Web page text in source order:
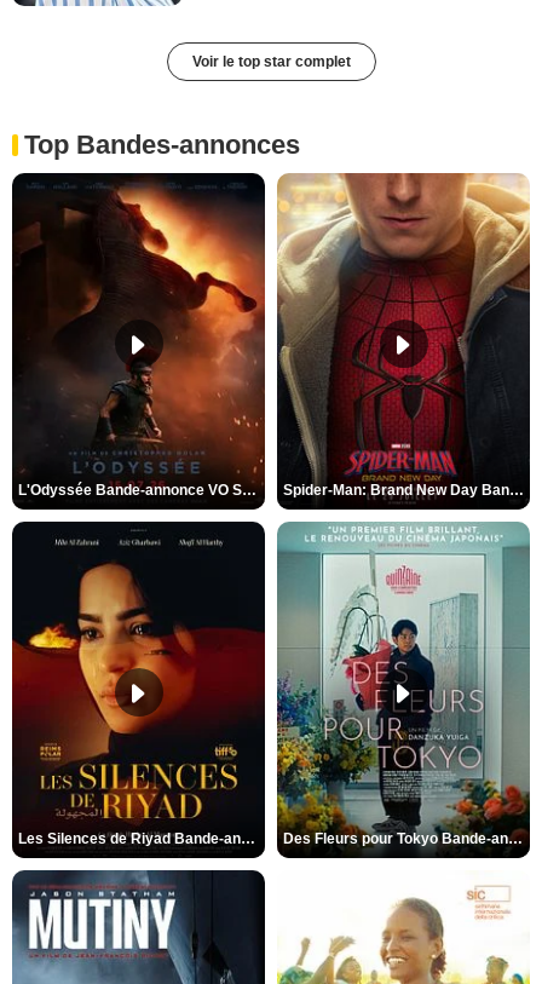
Voir le top star complet
Top Bandes-annonces
L'Odyssée Bande-annonce VO STFR Spider-Man: Brand New Day Bande-annonce VO STFR
Les Silences de Riyad Bande-annonce VO STFR Des Fleurs pour Tokyo Bande-annonce VO STFR